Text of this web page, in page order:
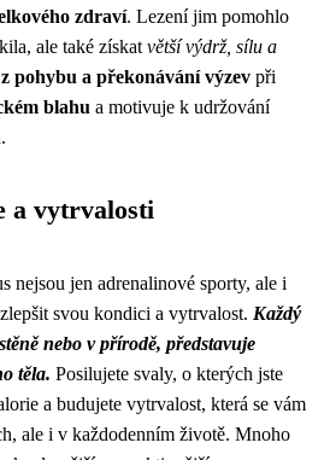
zdraví. Lezení jim pomohlo
ale také získat větší výdrž, sílu a
pohybu a překonávání výzev při
blahu a motivuje k udržování
a vytrvalosti
nejsou jen adrenalinové sporty, ale i
svou kondici a vytrvalost. Každý
nebo v přírodě, představuje
těla. Posilujete svaly, o kterých jste
a budujete vytrvalost, která se vám
ale i v každodenním životě. Mnoho